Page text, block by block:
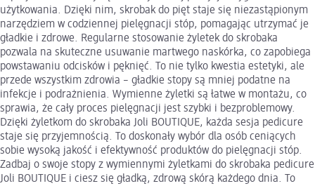
użytkowania. Dzięki nim, skrobak do pięt staje się niezastąpionym
narzędziem w codziennej pielęgnacji stóp, pomagając utrzymać je
gładkie i zdrowe. Regularne stosowanie żyletek do skrobaka
pozwala na skuteczne usuwanie martwego naskórka, co zapobiega
powstawaniu odcisków i pęknięć. To nie tylko kwestia estetyki, ale
przede wszystkim zdrowia – gładkie stopy są mniej podatne na
infekcje i podrażnienia. Wymienne żyletki są łatwe w montażu, co
sprawia, że cały proces pielęgnacji jest szybki i bezproblemowy.
Dzięki żyletkom do skrobaka Joli BOUTIQUE, każda sesja pedicure
staje się przyjemnością. To doskonały wybór dla osób ceniących
sobie wysoką jakość i efektywność produktów do pielęgnacji stóp.
Zadbaj o swoje stopy z wymiennymi żyletkami do skrobaka pedicure
Joli BOUTIQUE i ciesz się gładką, zdrową skórą każdego dnia. To